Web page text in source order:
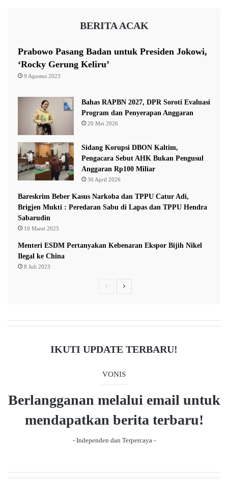
BERITA ACAK
Prabowo Pasang Badan untuk Presiden Jokowi,
‘Rocky Gerung Keliru’
9 Agustus 2023
Bahas RAPBN 2027, DPR Soroti Evaluasi
Program dan Penyerapan Anggaran
20 Mei 2026
Sidang Korupsi DBON Kaltim,
Pengacara Sebut AHK Bukan Pengusul
Anggaran Rp100 Miliar
30 April 2026
Bareskrim Beber Kasus Narkoba dan TPPU Catur Adi,
Brigjen Mukti : Peredaran Sabu di Lapas dan TPPU Hendra
Sabarudin
10 Maret 2025
Menteri ESDM Pertanyakan Kebenaran Ekspor Bijih Nikel
Ilegal ke China
8 Juli 2023
u
s
p
e
e
IKUTI UPDATE TERBARU!
VONIS
Berlangganan melalui email untuk
mendapatkan berita terbaru!
- Independen dan Terpercaya -